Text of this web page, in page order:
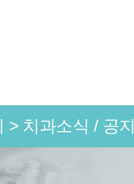
> 치과소식 / 공